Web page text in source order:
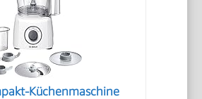
Küchenmaschine